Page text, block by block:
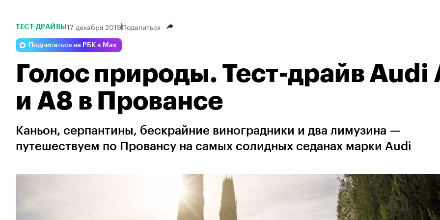
ТЕСТ-ДРАЙВЫ 17 декабря 2019Поделиться
Подписаться на РБК в Max
Голос природы. Тест-драйв Audi
и A8 в Провансе
Каньон, серпантины, бескрайние виноградники и два лимузина —
путешествуем по Провансу на самых солидных седанах марки Audi